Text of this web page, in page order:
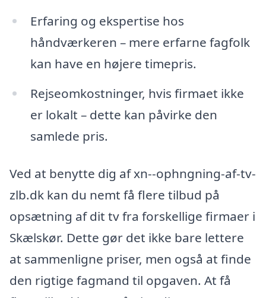
Erfaring og ekspertise hos
håndværkeren – mere erfarne fagfolk
kan have en højere timepris.
Rejseomkostninger, hvis firmaet ikke
er lokalt – dette kan påvirke den
samlede pris.
Ved at benytte dig af xn--ophngning-af-tv-
zlb.dk kan du nemt få flere tilbud på
opsætning af dit tv fra forskellige firmaer i
Skælskør. Dette gør det ikke bare lettere
at sammenligne priser, men også at finde
den rigtige fagmand til opgaven. At få